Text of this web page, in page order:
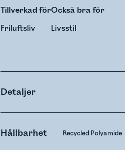
Tillverkad för
Friluftsliv
Också bra för
Livsstil
Detaljer
Hållbarhet Recycled Polyamide